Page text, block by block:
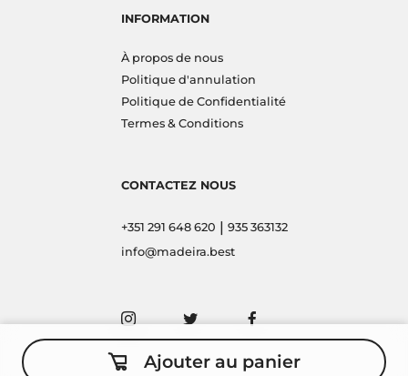
Ajouter au panier
INFORMATION
À propos de nous
Politique d'annulation
Politique de Confidentialité
Termes & Conditions
CONTACTEZ NOUS
+351 291 648 620 | 935 363132
info@madeira.best